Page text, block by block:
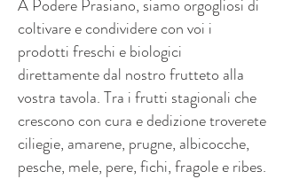
A Podere Prasiano, siamo orgogliosi di
coltivare e condividere con voi i
prodotti freschi e biologici
direttamente dal nostro frutteto alla
vostra tavola. Tra i frutti stagionali che
crescono con cura e dedizione troverete
ciliegie, amarene, prugne, albicocche,
pesche, mele, pere, fichi, fragole e ribes.